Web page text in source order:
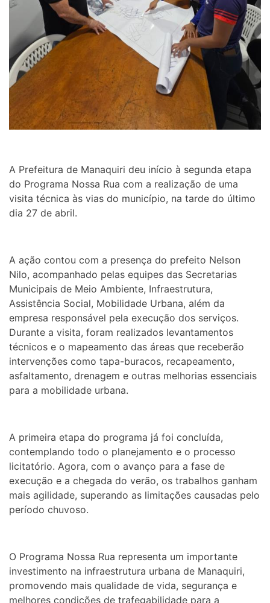
A Prefeitura de Manaquiri deu início à segunda etapa
do Programa Nossa Rua com a realização de uma
visita técnica às vias do município, na tarde do último
dia 27 de abril.
A ação contou com a presença do prefeito Nelson
Nilo, acompanhado pelas equipes das Secretarias
Municipais de Meio Ambiente, Infraestrutura,
Assistência Social, Mobilidade Urbana, além da
empresa responsável pela execução dos serviços.
Durante a visita, foram realizados levantamentos
técnicos e o mapeamento das áreas que receberão
intervenções como tapa-buracos, recapeamento,
asfaltamento, drenagem e outras melhorias essenciais
para a mobilidade urbana.
A primeira etapa do programa já foi concluída,
contemplando todo o planejamento e o processo
licitatório. Agora, com o avanço para a fase de
execução e a chegada do verão, os trabalhos ganham
mais agilidade, superando as limitações causadas pelo
período chuvoso.
O Programa Nossa Rua representa um importante
investimento na infraestrutura urbana de Manaquiri,
promovendo mais qualidade de vida, segurança e
melhores condições de trafegabilidade para a